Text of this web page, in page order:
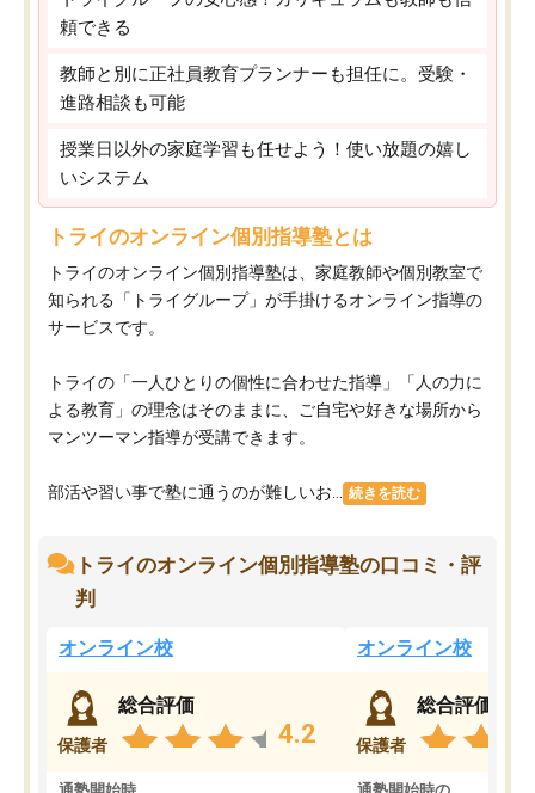
頼できる
教師と別に正社員教育プランナーも担任に。受験・
進路相談も可能
授業日以外の家庭学習も任せよう！使い放題の嬉し
いシステム
トライのオンライン個別指導塾とは
トライのオンライン個別指導塾は、家庭教師や個別教室で
知られる「トライグループ」が手掛けるオンライン指導の
サービスです。
トライの「一人ひとりの個性に合わせた指導」「人の力に
よる教育」の理念はそのままに、ご自宅や好きな場所から
マンツーマン指導が受講できます。
部活や習い事で塾に通うのが難しいお... 続きを読む
トライのオンライン個別指導塾の口コミ・評
判
オンライン校
保護者
総合評価
4.2
オンライン校
保護者
総合評価